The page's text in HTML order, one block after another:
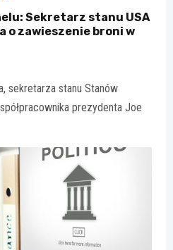
Sekretarz stanu USA
zawieszenie broni w
sekretarza stanu Stanów
prezydenta Joe